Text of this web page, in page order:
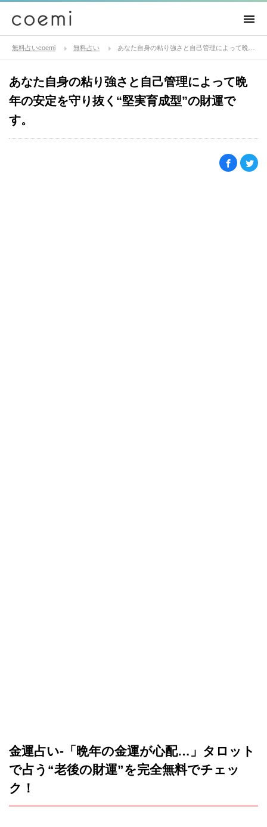
無料占いcoemi 無料占い
あなた自身の粘り強さと自己管理によって晩
年の安定を守り抜く“堅実育成型”の財運で
す。
金運占い-「晩年の金運が心配…」タロット
で占う“老後の財運”を完全無料でチェッ
ク！